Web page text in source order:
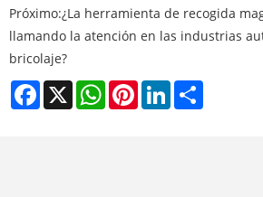
Próximo:¿La herramienta de recogida
llamando la atención en las industrias
bricolaje?
Facebook
X WhatsAppPinterestLinkedIn